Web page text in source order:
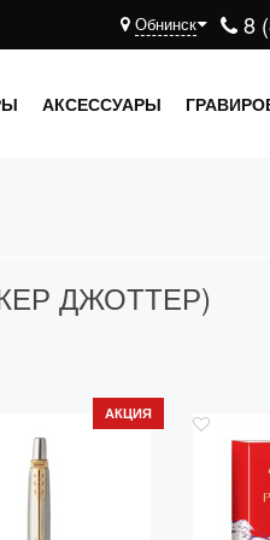
8
Обнинск
АКСЕССУАРЫ
ДЖОТТЕР)
АКЦИЯ